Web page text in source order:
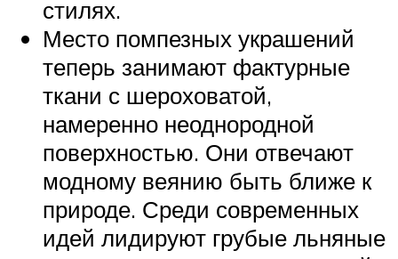
стилях.
Место помпезных украшений
теперь занимают фактурные
ткани с шероховатой,
намеренно неоднородной
поверхностью. Они отвечают
модному веянию быть ближе к
природе. Среди современных
идей лидируют грубые льняные